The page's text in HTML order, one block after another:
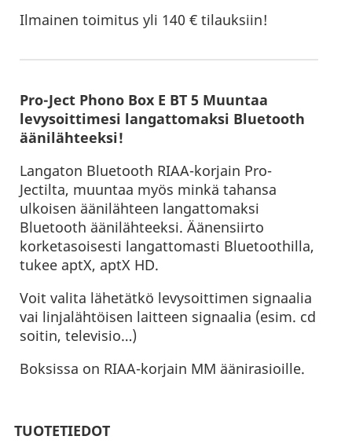
Ilmainen toimitus yli 140 € tilauksiin!
Pro-Ject Phono Box E BT 5 Muuntaa
levysoittimesi langattomaksi Bluetooth
äänilähteeksi!
Langaton Bluetooth RIAA-korjain Pro-
Jectilta, muuntaa myös minkä tahansa
ulkoisen äänilähteen langattomaksi
Bluetooth äänilähteeksi. Äänensiirto
korketasoisesti langattomasti Bluetoothilla,
tukee aptX, aptX HD.
Voit valita lähetätkö levysoittimen signaalia
vai linjalähtöisen laitteen signaalia (esim. cd
soitin, televisio…)
Boksissa on RIAA-korjain MM äänirasioille.
TUOTETIEDOT